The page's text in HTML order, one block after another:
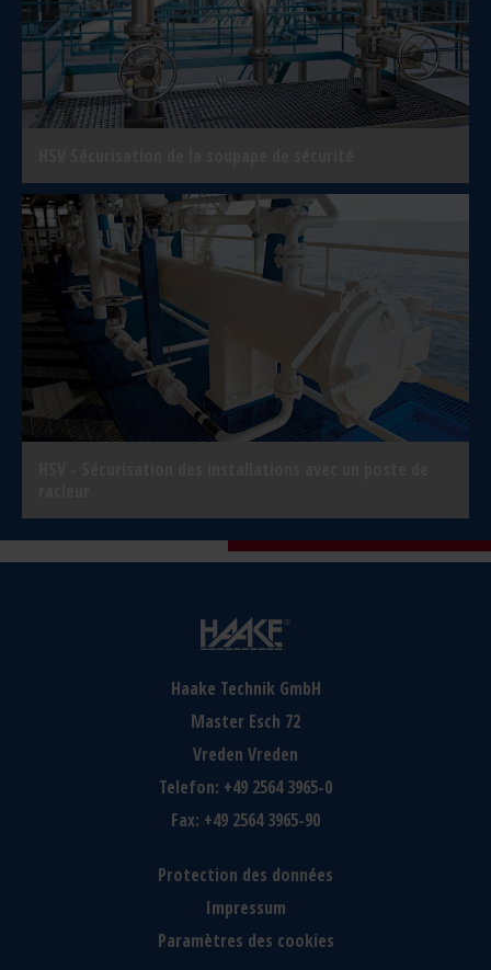
Haake Technik GmbH
Master Esch 72
Vreden Vreden
Telefon: +49 2564 3965-0
Fax: +49 2564 3965-90
Protection des données
Impressum
Paramètres des cookies